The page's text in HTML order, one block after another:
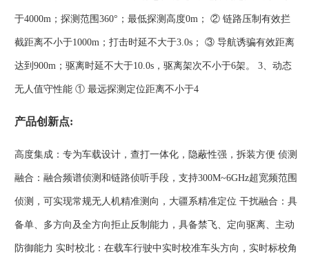
于4000m；探测范围360°；最低探测高度0m； ② 链路压制有效拦
截距离不小于1000m；打击时延不大于3.0s； ③ 导航诱骗有效距离
达到900m；驱离时延不大于10.0s，驱离架次不小于6架。 3、动态
无人值守性能 ① 最远探测定位距离不小于4
产品创新点:
高度集成：专为车载设计，查打一体化，隐蔽性强，拆装方便 侦测
融合：融合频谱侦测和链路侦听手段，支持300M~6GHz超宽频范围
侦测，可实现常规无人机精准测向，大疆系精准定位 干扰融合：具
备单、多方向及全方向拒止反制能力，具备禁飞、定向驱离、主动
防御能力 实时校北：在载车行驶中实时校准车头方向，实时标校角